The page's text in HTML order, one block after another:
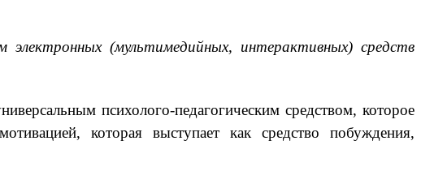
(мультимедийных, интерактивных) средств
психолого-педагогическим средством, которое
которая выступает как средство побуждения,